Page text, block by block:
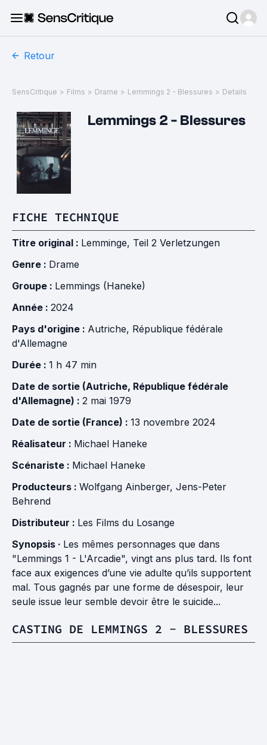
Retour
SensCritique > Films > Drame > Lemmings 2 - Blessures > Details
Lemmings 2 - Blessures
FICHE TECHNIQUE
Titre original : Lemminge, Teil 2 Verletzungen
Genre : Drame
Groupe : Lemmings (Haneke)
Année : 2024
Pays d'origine : Autriche, République fédérale
d'Allemagne
Durée : 1 h 47 min
Date de sortie (Autriche, République fédérale
d'Allemagne) : 2 mai 1979
Date de sortie (France) : 13 novembre 2024
Réalisateur : Michael Haneke
Scénariste : Michael Haneke
Producteurs : Wolfgang Ainberger, Jens-Peter
Behrend
Distributeur : Les Films du Losange
Synopsis · Les mêmes personnages que dans
"Lemmings 1 - L'Arcadie", vingt ans plus tard. Ils font
face aux exigences d’une vie adulte qu’ils supportent
mal. Tous gagnés par une forme de désespoir, leur
seule issue leur semble devoir être le suicide...
CASTING DE LEMMINGS 2 - BLESSURES